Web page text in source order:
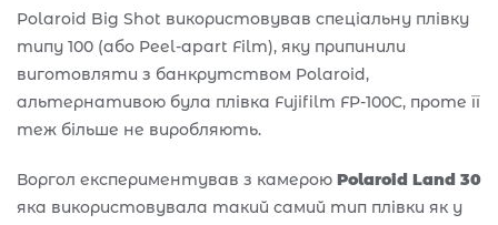
Polaroid Big Shot використовував спеціальну плівку
типу 100 (або Peel-apart Film), яку припинили
виготовляти з банкрутством Polaroid,
альтернативою була плівка Fujifilm FP-100C, проте її
теж більше не виробляють.
Воргол експериментував з камерою Polaroid Land 30
яка використовувала такий самий тип плівки як у